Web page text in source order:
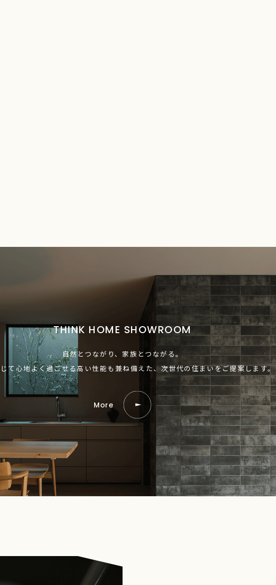
THINK HOME SHOWROOM
自然とつながり、家族とつながる。
て心地よく過ごせる高い性能も兼ね備えた、次世代の住まいをご提案します。
More